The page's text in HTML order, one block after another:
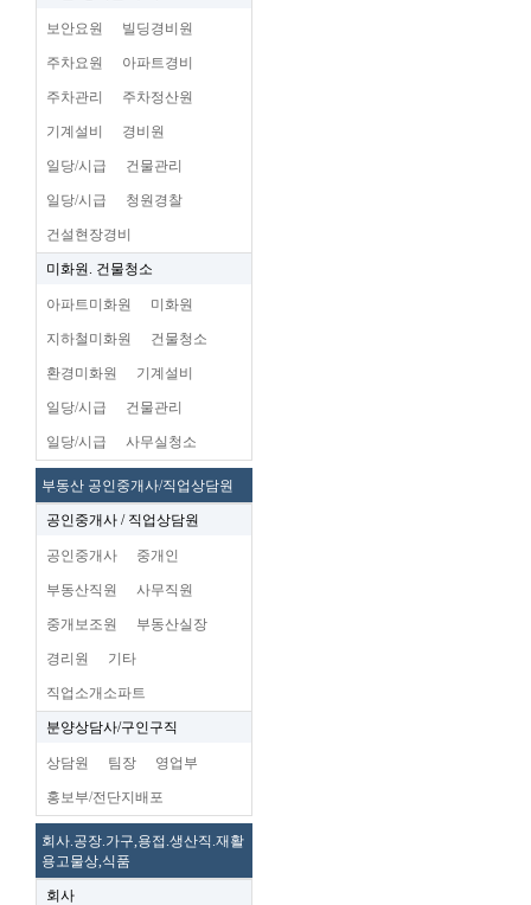
보안요원 빌딩경비원
주차요원 아파트경비
주차관리 주차정산원
기계설비 경비원
일당/시급 건물관리
일당/시급 청원경찰
건설현장경비
미화원. 건물청소
아파트미화원 미화원
지하철미화원 건물청소
환경미화원 기계설비
일당/시급 건물관리
일당/시급 사무실청소
부동산 공인중개사/직업상담원
공인중개사 / 직업상담원
공인중개사 중개인
부동산직원 사무직원
중개보조원 부동산실장
경리원 기타
직업소개소파트
분양상담사/구인구직
상담원 팀장 영업부
홍보부/전단지배포
회사.공장.가구,용접.생산직.재활
용고물상,식품
회사